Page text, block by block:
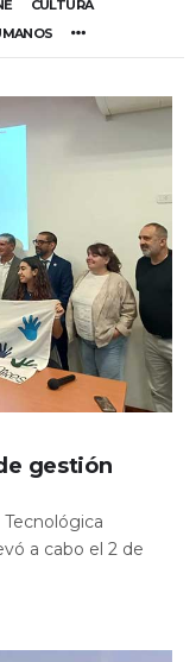
CULTURA
gestión
a cabo el 2 de